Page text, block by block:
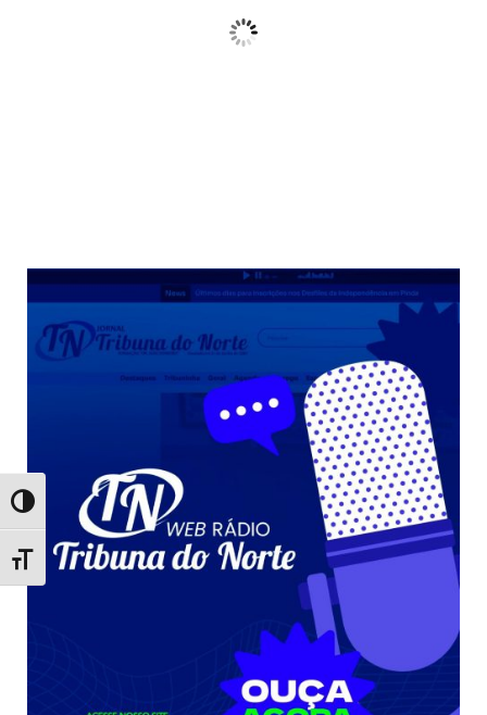
Toggle High Contrast
Toggle Font size
Wind Gust: